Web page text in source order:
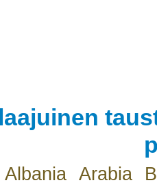
Albania Arabia